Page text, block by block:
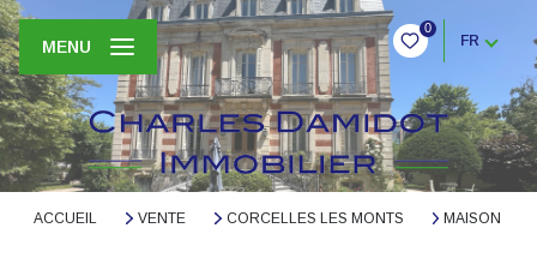
0
FR
MENU
ACCUEIL VENTE CORCELLES LES MONTS MAISON